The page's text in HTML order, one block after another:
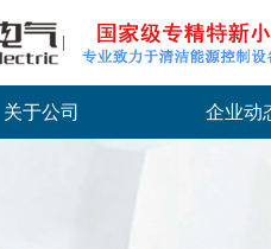
关于公司 企业动